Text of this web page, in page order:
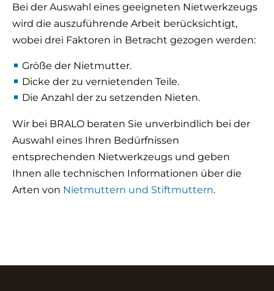
Bei der Auswahl eines geeigneten Nietwerkzeugs
wird die auszuführende Arbeit berücksichtigt,
wobei drei Faktoren in Betracht gezogen werden:
Größe der Nietmutter.
Dicke der zu vernietenden Teile.
Die Anzahl der zu setzenden Nieten.
Wir bei BRALO beraten Sie unverbindlich bei der
Auswahl eines Ihren Bedürfnissen
entsprechenden Nietwerkzeugs und geben
Ihnen alle technischen Informationen über die
Arten von Nietmuttern und Stiftmuttern.